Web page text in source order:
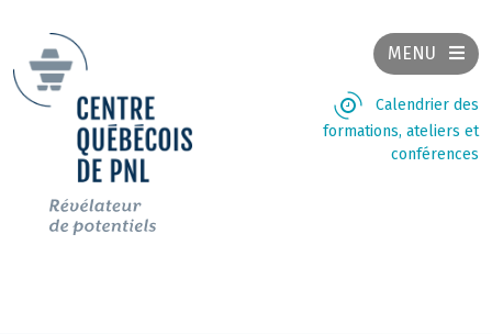
MENU
Calendrier des
formations, ateliers et
conférences